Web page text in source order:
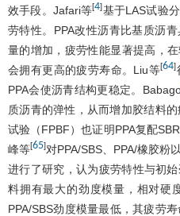
效手段。Jafari等[4]基于LAS试验
劳特性。PPA改性沥青比基质沥
量的增加，疲劳性能显著提高，
会拥有更高的疲劳寿命。Liu等[64]
PPA会使沥青结构更稳定。
质沥青的弹性，从而增加胶结料
试验（FPBF）也证明PPA复配
峰等[65]对PPA/SBS、PPA/橡胶粉
进行了研究，认为疲劳特性与初
料拥有最大的劲度模量，相对硬
PPA/SBS劲度模量最低，其疲劳